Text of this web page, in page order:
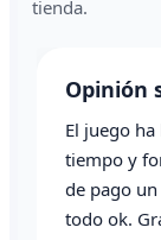
tienda.
Opinión
El juego
tiempo y
de pago
todo ok.